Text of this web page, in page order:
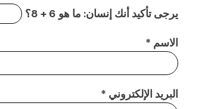
يرجى تأكيد أنك إنسان: ما هو 6 + 8؟
الاسم *
البريد الإلكتروني *